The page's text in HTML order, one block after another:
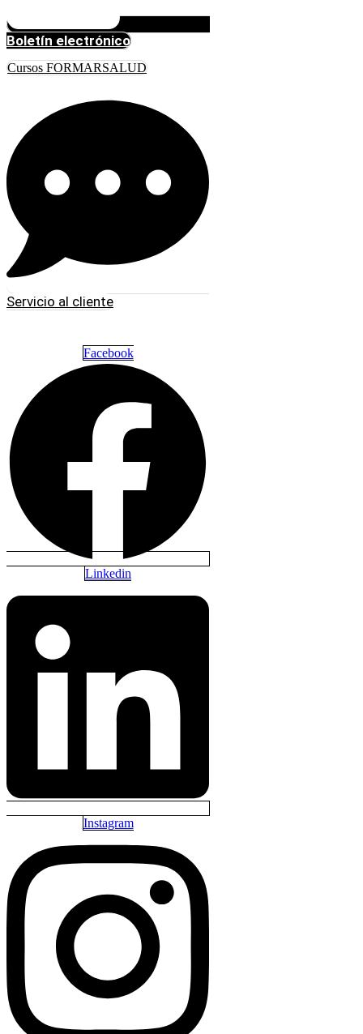
Boletín electrónico
Cursos FORMARSALUD
Servicio al cliente
Facebook
Linkedin
Instagram